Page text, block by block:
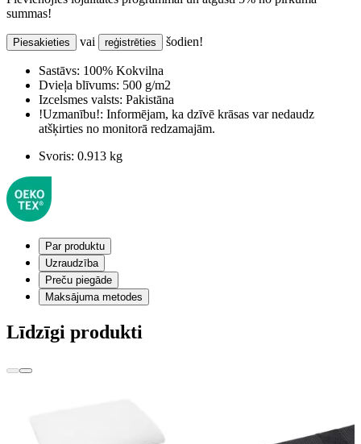
summas!
Piesakieties vai reģistrēties šodien!
Sastāvs: 100% Kokvilna
Dvieļa blīvums: 500 g/m2
Izcelsmes valsts: Pakistāna
!Uzmanību!: Informējam, ka dzīvē krāsas var nedaudz
atšķirties no monitorā redzamajām.
Svoris: 0.913 kg
Par produktu
Uzraudzība
Preču piegāde
Maksājuma metodes
Līdzīgi produkti